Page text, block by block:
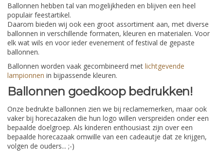
Ballonnen hebben tal van mogelijkheden en blijven een heel
populair feestartikel.
Daarom bieden wij ook een groot assortiment aan, met diverse
ballonnen in verschillende formaten, kleuren en materialen. Voor
elk wat wils en voor ieder evenement of festival de gepaste
ballonnen.
Ballonnen worden vaak gecombineerd met lichtgevende
lampionnen in bijpassende kleuren.
Ballonnen goedkoop bedrukken!
Onze bedrukte ballonnen zien we bij reclamemerken, maar ook
vaker bij horecazaken die hun logo willen verspreiden onder een
bepaalde doelgroep. Als kinderen enthousiast zijn over een
bepaalde horecazaak omwille van een cadeautje dat ze krijgen,
volgen de ouders... ;-)